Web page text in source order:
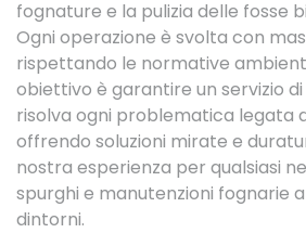
fognature e la pulizia delle fosse
Ogni operazione è svolta con
rispettando le normative
obiettivo è garantire un servizio
risolva ogni problematica legata
offrendo soluzioni mirate e
nostra esperienza per qualsiasi
spurghi e manutenzioni fognarie
dintorni.